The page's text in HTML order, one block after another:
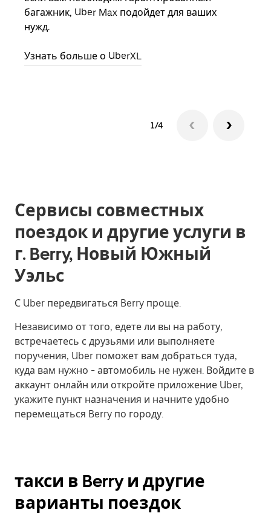
багажник, Uber Max подойдет для ваших
нужд.
Узнать больше о UberXL
1/4
Сервисы совместных
поездок и другие услуги в
г. Berry, Новый Южный
Уэльс
С Uber передвигаться Berry проще.
Независимо от того, едете ли вы на работу,
встречаетесь с друзьями или выполняете
поручения, Uber поможет вам добраться туда,
куда вам нужно - автомобиль не нужен. Войдите в
аккаунт онлайн или откройте приложение Uber,
укажите пункт назначения и начните удобно
перемещаться Berry по городу.
такси в Berry и другие
варианты поездок